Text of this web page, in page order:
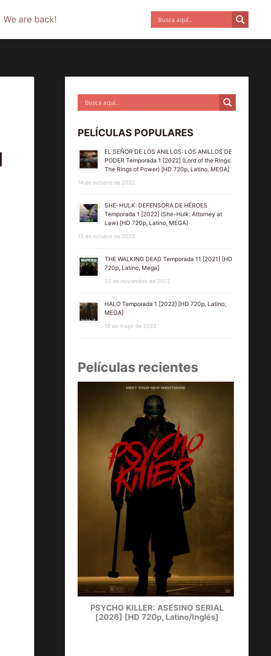
We are back!
PELÍCULAS POPULARES
EL SEÑOR DE LOS ANILLOS: LOS ANILLOS DE
PODER Temporada 1 [2022] (Lord of the Rings:
The Rings of Power) [HD 720p, Latino, MEGA]
14 de octubre de 2022
SHE-HULK: DEFENSORA DE HÉROES
Temporada 1 [2022] (She-Hulk: Attorney at
Law) [HD 720p, Latino, MEGA]
13 de octubre de 2022
THE WALKING DEAD Temporada 11 [2021] [HD
720p, Latino, Mega]
22 de noviembre de 2022
HALO Temporada 1 [2022] [HD 720p, Latino,
MEGA]
19 de mayo de 2022
Películas recientes
PSYCHO KILLER: ASESINO SERIAL
[2026] [HD 720p, Latino/Inglés]